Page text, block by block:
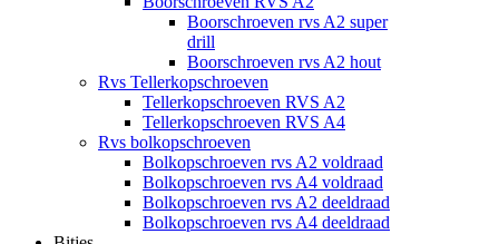
Boorschroeven rvs A2 super
drill
Boorschroeven rvs A2 hout
Rvs Tellerkopschroeven
Tellerkopschroeven RVS A2
Tellerkopschroeven RVS A4
Rvs bolkopschroeven
Bolkopschroeven rvs A2 voldraad
Bolkopschroeven rvs A4 voldraad
Bolkopschroeven rvs A2 deeldraad
Bolkopschroeven rvs A4 deeldraad